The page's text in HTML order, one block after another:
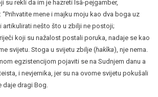
su rekli da im je hazreti Isâ-pejgamber,
mene i majku moju kao dva boga uz
artikulirati nešto što u zbilji ne postoji;
koji su nažalost postali poruka, nadaje se kao
svijetu. Stoga u svijetu zbilje (hakîka), nje nema.
egzistencijom pojaviti se na Sudnjem danu a
i nevjernika, jer su na ovome svijetu pokušali
daje dragi Bog.